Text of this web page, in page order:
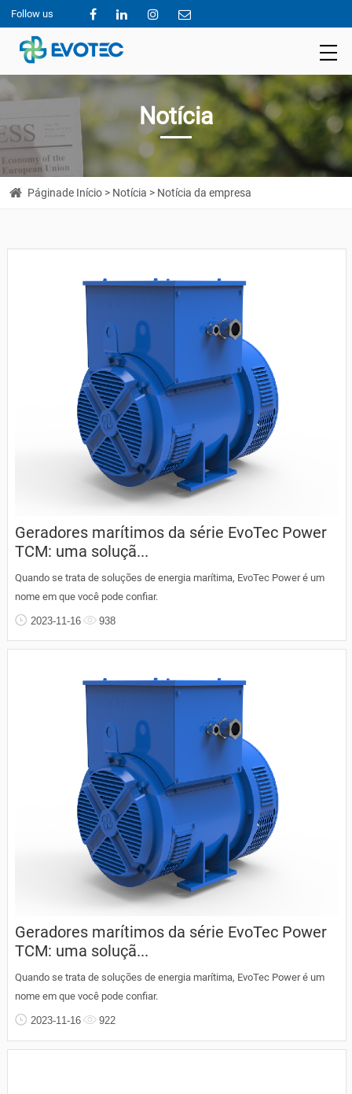
Follow us
Notícia
Páginade Início > Notícia > Notícia da empresa
Geradores marítimos da série EvoTec Power
TCM: uma soluçã...
Quando se trata de soluções de energia marítima, EvoTec Power é um
nome em que você pode confiar.
2023-11-16 938
Geradores marítimos da série EvoTec Power
TCM: uma soluçã...
Quando se trata de soluções de energia marítima, EvoTec Power é um
nome em que você pode confiar.
2023-11-16 922